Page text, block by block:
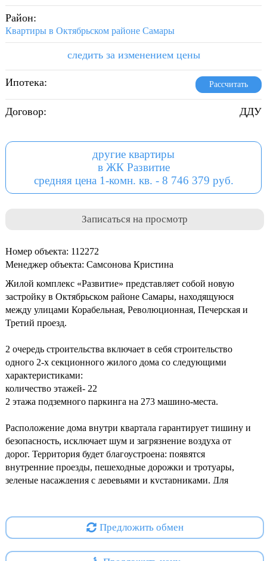
Район:
Квартиры в Октябрьском районе Самары
следить за изменением цены
Ипотека: Рассчитать
Договор: ДДУ
другие квартиры
в ЖК Развитие
средняя цена 1-комн. кв. - 8 746 379 руб.
Записаться на просмотр
Номер объекта: 112272
Менеджер объекта: Самсонова Кристина
Жилой комплекс «Развитие» представляет собой новую
застройку в Октябрьском районе Самары, находящуюся
между улицами Корабельная, Революционная, Печерская и
Третий проезд.
2 очередь строительства включает в себя строительство
одного 2-х секционного жилого дома со следующими
характеристиками:
количество этажей- 22
2 этажа подземного паркинга на 273 машино-места.
Расположение дома внутри квартала гарантирует тишину и
безопасность, исключает шум и загрязнение воздуха от
дорог. Территория будет благоустроена: появятся
внутренние проезды, пешеходные дорожки и тротуары,
зеленые насаждения с деревьями и кустарниками. Для
В непосредственной близости от жилого комплекса
торговые центры, магазины, аптеки, спортивные
Предложить обмен